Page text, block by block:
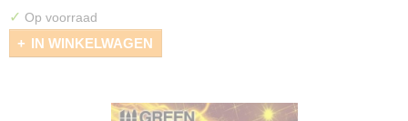
✓ Op voorraad
IN WINKELWAGEN